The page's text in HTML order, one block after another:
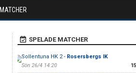
MATCHER
SPELADE MATCHER
Sollentuna HK 2 - Rosersbergs IK
Sön 26/4 14:20